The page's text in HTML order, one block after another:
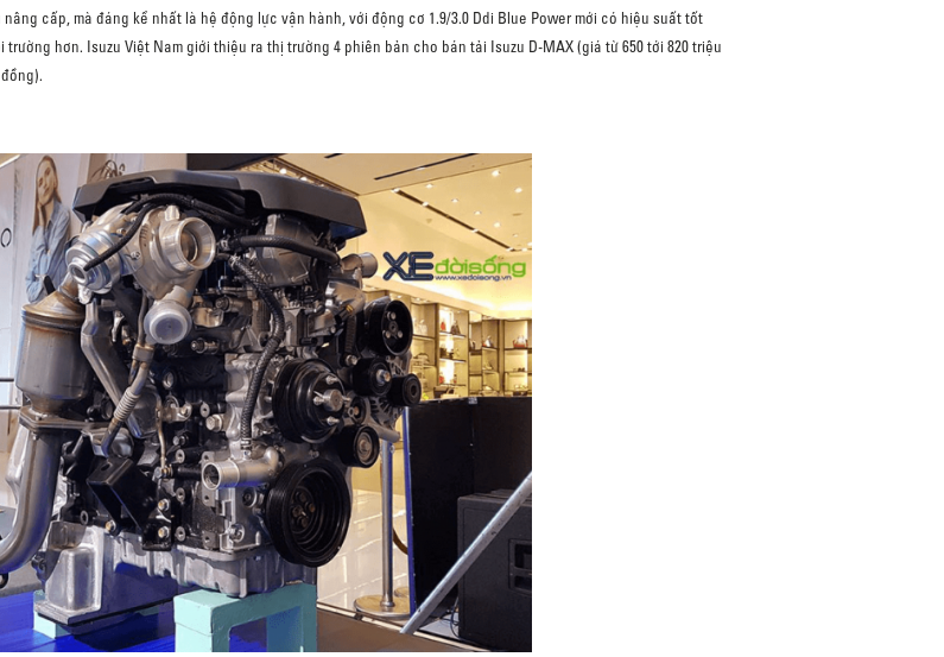
cấp, mà đáng kể nhất là hệ động lực vận hành, với động cơ 1.9/3.0 Ddi Blue Power mới có hiệu suất tốt
hơn. Isuzu Việt Nam giới thiệu ra thị trường 4 phiên bản cho bán tải Isuzu D-MAX (giá từ 650 tới 820 triệu